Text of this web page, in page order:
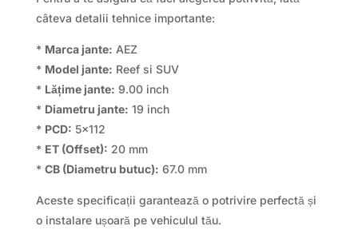
câteva detalii tehnice importante:
* Marca jante: AEZ
* Model jante: Reef si SUV
* Lățime jante: 9.00 inch
* Diametru jante: 19 inch
* PCD: 5×112
* ET (Offset): 20 mm
* CB (Diametru butuc): 67.0 mm
Aceste specificații garantează o potrivire perfectă și
o instalare ușoară pe vehiculul tău.